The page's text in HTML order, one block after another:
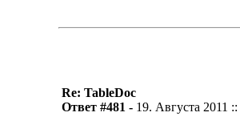
Re: TableDoc
Ответ #481 - 19. Августа 2011